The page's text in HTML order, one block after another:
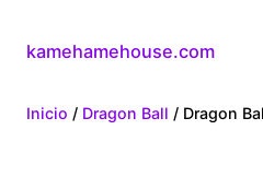
kamehamehouse.com
Inicio / Dragon Ball / Dragon